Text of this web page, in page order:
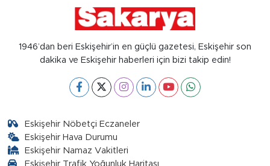
1946’dan beri Eskişehir’in en güçlü gazetesi, Eskişehir son
dakika ve Eskişehir haberleri için bizi takip edin!
Eskişehir Nöbetçi Eczaneler
Eskişehir Hava Durumu
Eskişehir Namaz Vakitleri
Eskişehir Trafik Yoğunluk Haritası